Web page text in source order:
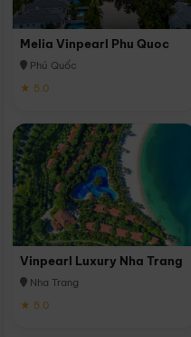
Melia Vinpearl Phu Quoc
Phú Quốc
★ 5.0
Vinpearl Luxury Nha Trang
Nha Trang
★ 5.0